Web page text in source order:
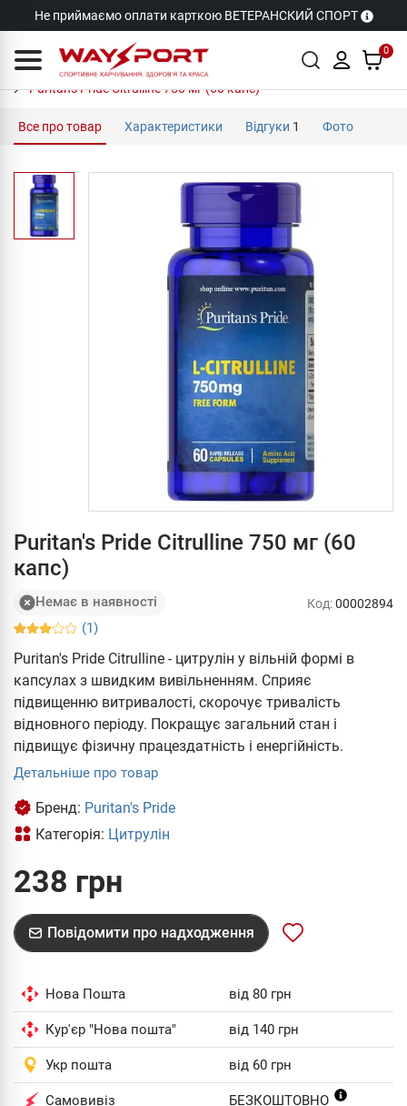
Не приймаємо оплати карткою ВЕТЕРАНСКИЙ СПОРТ
0
Puritan's Pride Citrulline 750 мг (60 капс)
Все про товар Характеристики Відгуки 1 Фото
Puritan's Pride Citrulline 750 мг (60
капс)
Немає в наявності
(1)
Код:00002894
Puritan's Pride Citrulline - цитрулін у вільній формі в
капсулах з швидким вивільненням. Сприяє
підвищенню витривалості, скорочує тривалість
відновного періоду. Покращує загальний стан і
підвищує фізичну працездатність і енергійність.
Детальніше про товар
Бренд: Puritan's Pride
Категорія: Цитрулін
238 грн
Повідомити про надходження
Нова Пошта від 80 грн
Кур'єр "Нова пошта" від 140 грн
Укр пошта від 60 грн
Самовивіз БЕЗКОШТОВНО